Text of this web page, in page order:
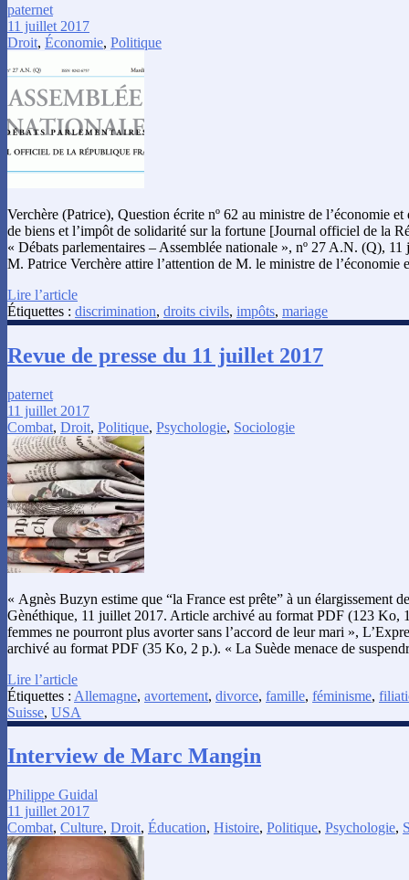
paternet
11 juillet 2017
Droit, Économie, Politique
Verchère (Patrice), Question écrite nº 62 au ministre de l’économie
de biens et l’impôt de solidarité sur la fortune [Journal officiel de la
« Débats parlementaires – Assemblée nationale », nº 27 A.N. (Q),
M. Patrice Verchère attire l’attention de M. le ministre de
Lire l’article
Étiquettes : discrimination, droits civils, impôts, mariage
Revue de presse du 11 juillet 2017
paternet
11 juillet 2017
Combat, Droit, Politique, Psychologie, Sociologie
« Agnès Buzyn estime que “la France est prête” à un élargissement
Gènéthique, 11 juillet 2017. Article archivé au format PDF (123 Ko,
femmes ne pourront plus avorter sans l’accord de leur mari »,
archivé au format PDF (35 Ko, 2 p.). « La Suède menace de
Lire l’article
Étiquettes : Allemagne, avortement, divorce, famille, féminisme,
Suisse, USA
Interview de Marc Mangin
Philippe Guidal
11 juillet 2017
Combat, Culture, Droit, Éducation, Histoire, Politique, Psychologie,